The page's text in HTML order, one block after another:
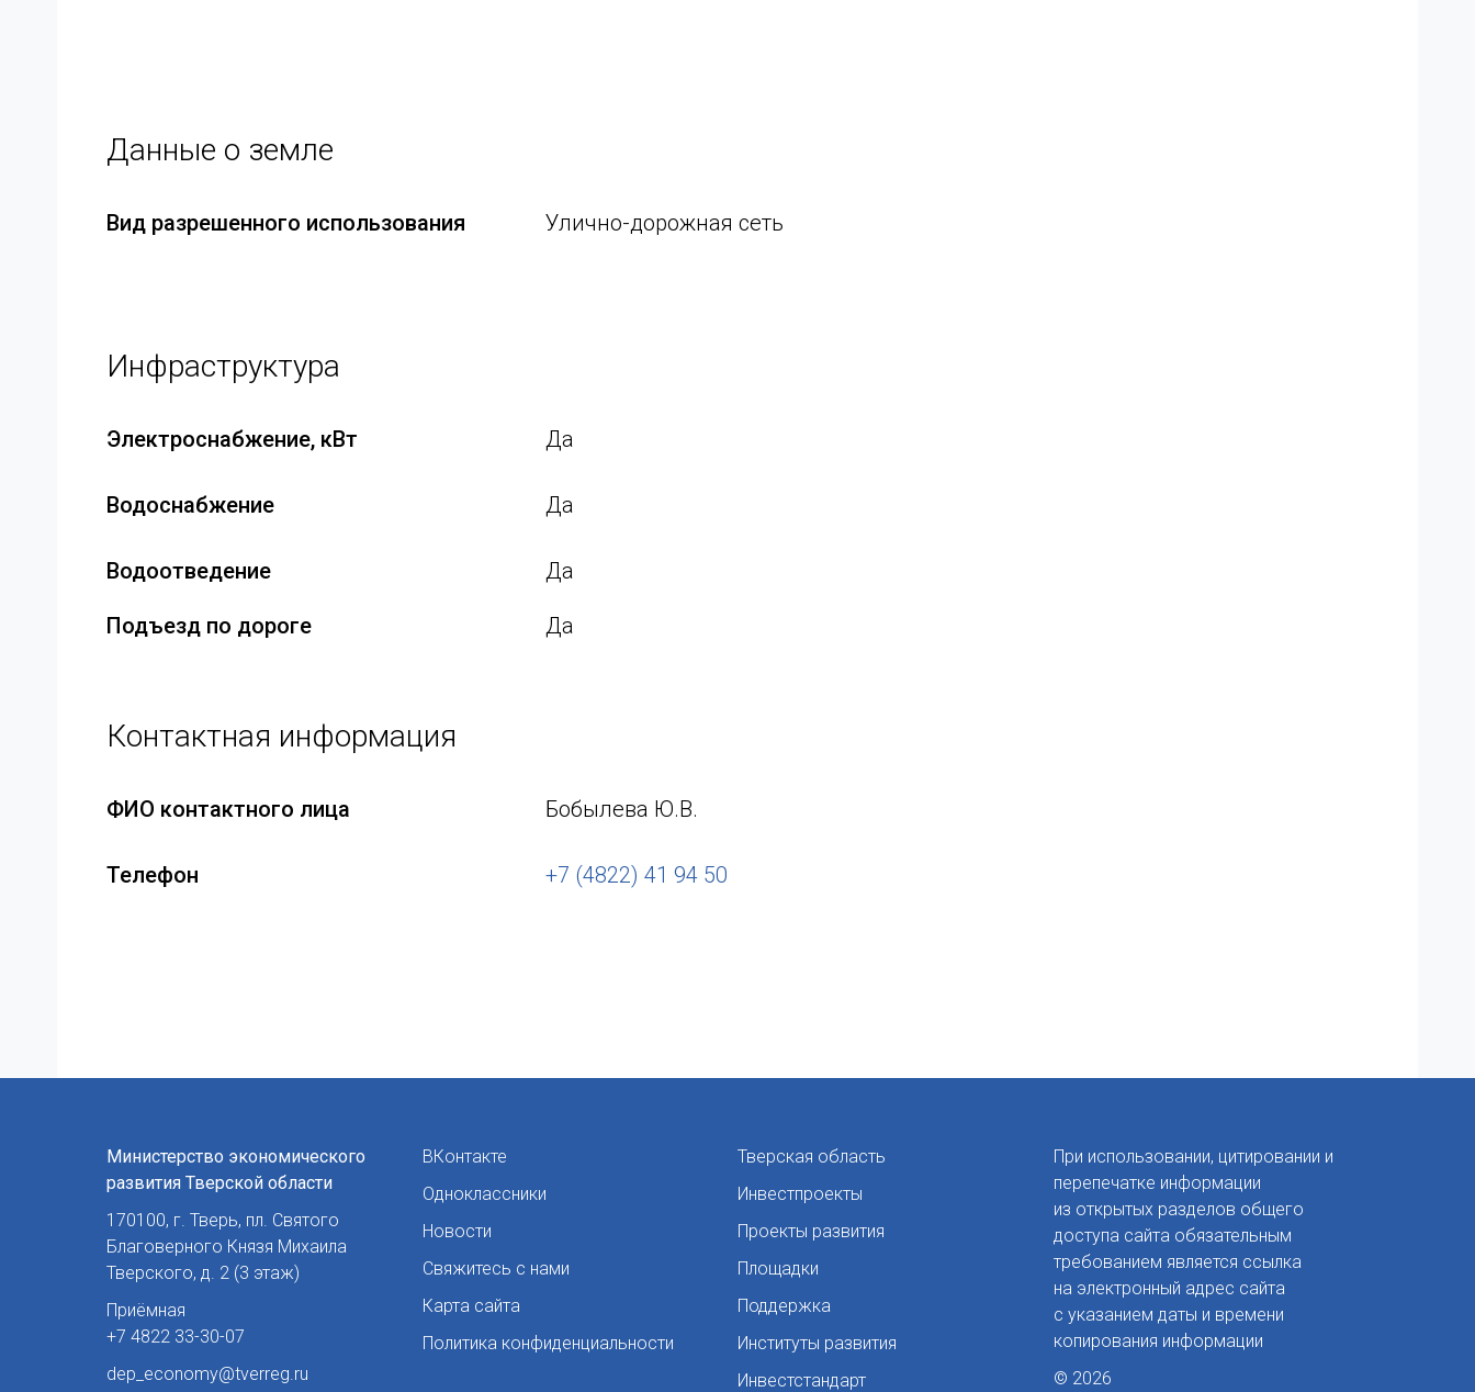
Данные о земле
Вид разрешенного использования Улично-дорожная сеть
Инфраструктура
Электроснабжение, кВт Да
Водоснабжение Да
Водоотведение Да
Подъезд по дороге Да
Контактная информация
ФИО контактного лица Бобылева Ю.В.
Телефон +7 (4822) 41 94 50
Министерство экономического
развития Тверской области
170100, г. Тверь, пл. Святого
Благоверного Князя Михаила
Тверского, д. 2 (3 этаж)
Приёмная
+7 4822 33-30-07
dep_economy@tverreg.ru
ВКонтакте
Одноклассники
Новости
Свяжитесь с нами
Карта сайта
Политика конфиденциальности
Тверская область
Инвестпроекты
Проекты развития
Площадки
Поддержка
Институты развития
Инвестстандарт
При использовании, цитировании и
перепечатке информации
из открытых разделов общего
доступа сайта обязательным
требованием является ссылка
на электронный адрес сайта
с указанием даты и времени
копирования информации
© 2026